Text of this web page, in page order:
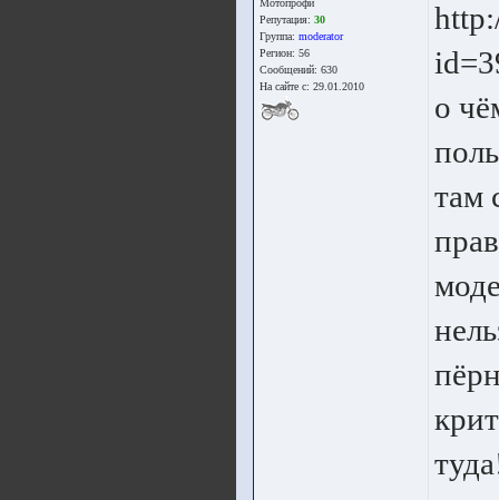
Мотопрофи
Репутация: 30
Группа: moderator
Регион: 56
Сообщений: 630
На сайте с: 29.01.2010
о
там